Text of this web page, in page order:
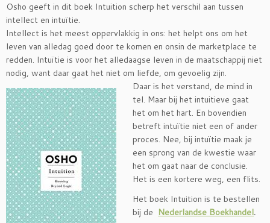
Osho geeft in dit boek Intuition scherp het verschil aan tussen
intellect en intuïtie.
Intellect is het meest oppervlakkig in ons: het helpt ons om het
leven van alledag goed door te komen en onsin de marketplace te
redden. Intuïtie is voor het alledaagse leven in de maatschappij niet
nodig, want daar gaat het niet om liefde, om gevoelig zijn.
Daar is het verstand, de mind in
tel. Maar bij het intuitieve gaat
het om het hart. En bovendien
betreft intuïtie niet een of ander
proces. Nee, bij intuïtie maak je
een sprong van de kwestie waar
het om gaat naar de conclusie.
Het is een kortere weg, een flits.
Het boek Intuition is te bestellen
bij de Nederlandse Boekhandel.